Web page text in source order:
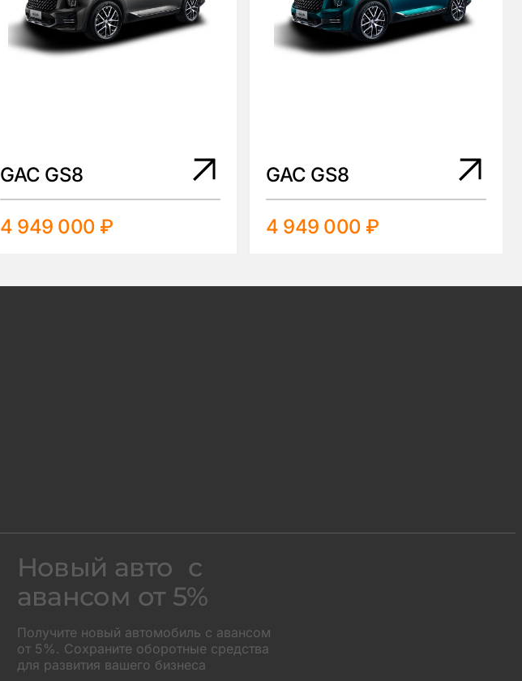
GAC GS8
4 949 000 ₽
GAC GS8
4 949 000 ₽
Новый авто с
авансом от 5%
Получите новый автомобиль с авансом
от 5%. Сохраните оборотные средства
для развития вашего бизнеса